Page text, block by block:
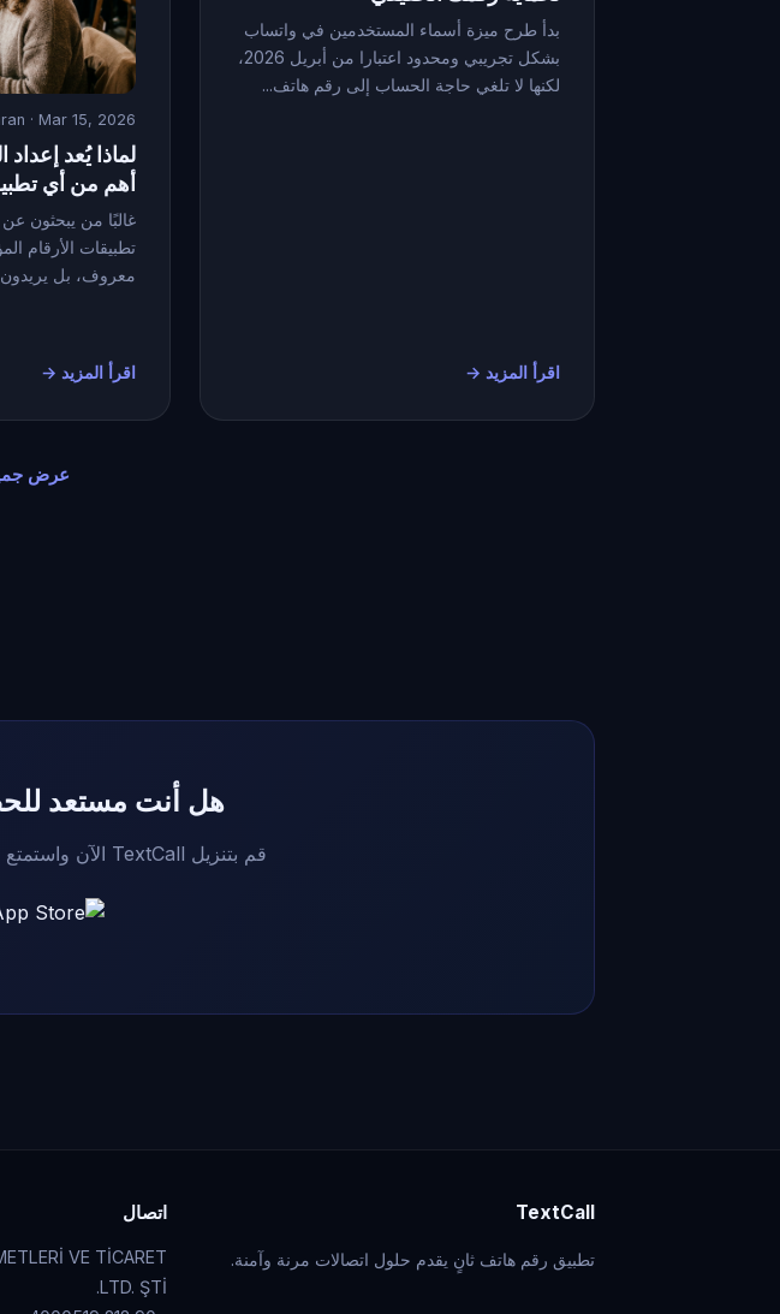
بدأ طرح ميزة أسماء المستخدمين في واتساب
بشكل تجريبي ومحدود اعتبارا من أبريل 2026،
لكنها لا تلغي حاجة الحساب إلى رقم هاتف...
اقرأ المزيد →
· Mar 15, 2026
لماذا يُعد
أهم من أي
تطبيقات الأرقام
معروف، بل
اقرأ المزيد →
عرض
هل أنت مستعد
قم بتنزيل TextCall الآن واستمتع باتصالات خاصة وآمنة مع أرقام مخصصة.
TextCall
تطبيق رقم هاتف ثانٍ يقدم حلول اتصالات مرنة وآمنة.
اتصال
VE TİCARET
LTD. ŞTİ.